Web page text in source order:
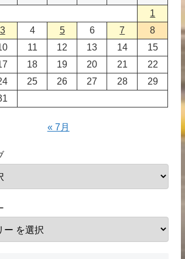
1
3 4 5 6 7
8
11 12 13 14
15
18 19 20 21
22
25 26 27 28
29
« 7月